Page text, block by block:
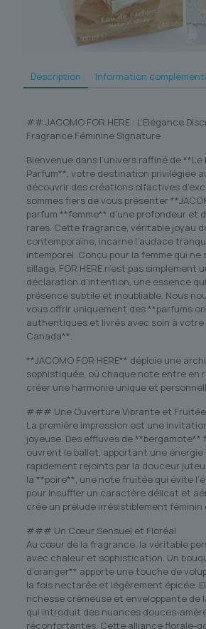
Description Information
## JACOMO FOR HERE : L’Élégance
Fragrance Féminine Signature
Bienvenue dans l’univers raffiné de **Le
Parfum**, votre destination privilégiée
découvrir des créations olfactives
sommes fiers de vous présenter
parfum **femme** d’une profondeur et
rares. Cette fragrance, véritable joyau
contemporaine, incarne l’audace
intemporel. Conçu pour la femme qui ne
sillage, FOR HERE n’est pas simplement
déclaration d’intention, une essence
présence subtile et inoubliable. Nous
vous offrir uniquement des **parfums
authentiques et livrés avec soin à
Canada**.
**JACOMO FOR HERE** déploie une
sophistiquée, où chaque note entre en
créer une harmonie unique et
### Une Ouverture Vibrante et Fruitée
La première impression est une
joyeuse. Des effluves de
ouvrent le ballet, apportant une
rapidement rejoints par la douceur
la **poire**, une note fruitée qui évite
pour insuffler un caractère délicat et
crée un prélude irrésistiblement
### Un Cœur Sensuel et Floréal
Au cœur de la fragrance, la véritable
avec chaleur et sophistication. Un
d’oranger** apporte une touche de
la fois nectarée et légèrement épicée.
richesse crémeuse et enveloppante de
qui introduit des nuances douces-
réconfortantes. Cette alliance florale-